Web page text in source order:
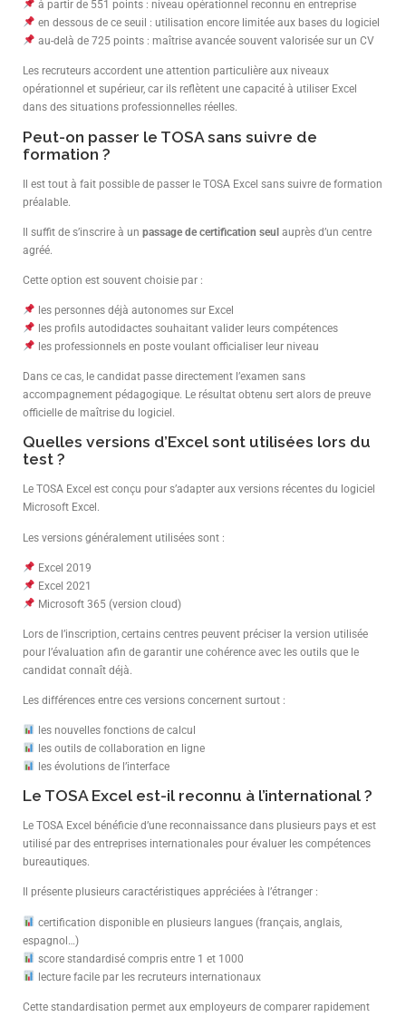
à partir de 551 points : niveau opérationnel reconnu en entreprise
en dessous de ce seuil : utilisation encore limitée aux bases du logiciel
au-delà de 725 points : maîtrise avancée souvent valorisée sur un CV
Les recruteurs accordent une attention particulière aux niveaux
opérationnel et supérieur, car ils reflètent une capacité à utiliser Excel
dans des situations professionnelles réelles.
Peut-on passer le TOSA sans suivre de
formation ?
Il est tout à fait possible de passer le TOSA Excel sans suivre de formation
préalable.
Il suffit de s’inscrire à un passage de certification seul auprès d’un centre
agréé.
Cette option est souvent choisie par :
les personnes déjà autonomes sur Excel
les profils autodidactes souhaitant valider leurs compétences
les professionnels en poste voulant officialiser leur niveau
Dans ce cas, le candidat passe directement l’examen sans
accompagnement pédagogique. Le résultat obtenu sert alors de preuve
officielle de maîtrise du logiciel.
Quelles versions d’Excel sont utilisées lors du
test ?
Le TOSA Excel est conçu pour s’adapter aux versions récentes du logiciel
Microsoft Excel.
Les versions généralement utilisées sont :
Excel 2019
Excel 2021
Microsoft 365 (version cloud)
Lors de l’inscription, certains centres peuvent préciser la version utilisée
pour l’évaluation afin de garantir une cohérence avec les outils que le
candidat connaît déjà.
Les différences entre ces versions concernent surtout :
les nouvelles fonctions de calcul
les outils de collaboration en ligne
les évolutions de l’interface
Le TOSA Excel est-il reconnu à l’international ?
Le TOSA Excel bénéficie d’une reconnaissance dans plusieurs pays et est
utilisé par des entreprises internationales pour évaluer les compétences
bureautiques.
Il présente plusieurs caractéristiques appréciées à l’étranger :
certification disponible en plusieurs langues (français, anglais,
espagnol…)
score standardisé compris entre 1 et 1000
lecture facile par les recruteurs internationaux
Cette standardisation permet aux employeurs de comparer rapidement